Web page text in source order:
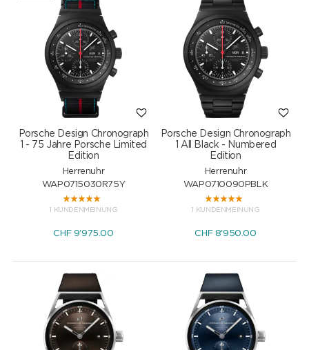
Porsche Design Chronograph
1 - 75 Jahre Porsche Limited
Edition
Herrenuhr
WAP0715030R75Y
1 KUNDENMEINUNG
CHF9'975.00
Porsche Design Chronograph
1 All Black - Numbered
Edition
Herrenuhr
WAP0710090PBLK
1 KUNDENMEINUNG
CHF8'950.00